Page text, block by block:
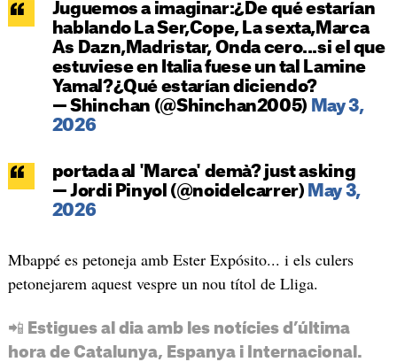
Juguemos a imaginar:¿De qué estarían
hablando La Ser,Cope, La sexta,Marca
As Dazn,Madristar, Onda cero...si el que
estuviese en Italia fuese un tal Lamine
Yamal?¿Qué estarían diciendo?
— Shinchan (@Shinchan2005) May 3,
2026
portada al 'Marca' demà? just asking
— Jordi Pinyol (@noidelcarrer) May 3,
2026
Mbappé es petoneja amb Ester Expósito... i els culers
petonejarem aquest vespre un nou títol de Lliga.
📲 Estigues al dia amb les notícies d’última
hora de Catalunya, Espanya i Internacional.